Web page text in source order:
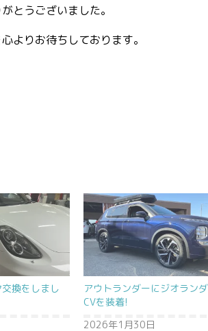
とうございました。
よりお待ちしております。
換をしまし
アウトランダーにジオラン
CVを装着!
2026年1月30日